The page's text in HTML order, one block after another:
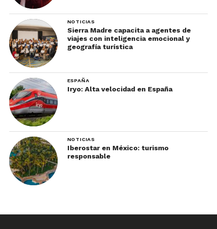
NOTICIAS
Sierra Madre capacita a agentes de
viajes con inteligencia emocional y
geografía turística
ESPAÑA
Iryo: Alta velocidad en España
NOTICIAS
Iberostar en México: turismo
responsable